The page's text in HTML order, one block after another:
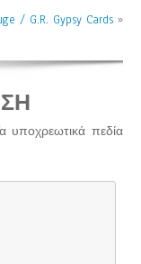
/ G.R. Gypsy Cards »
υποχρεωτικά πεδία